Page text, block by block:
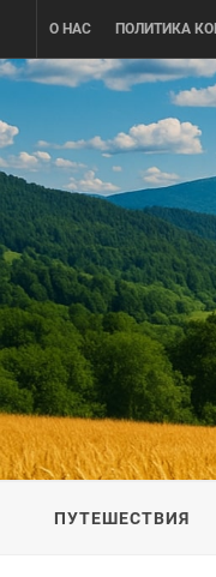
content
О НАС ПОЛИТИКА
ПУТЕШЕСТВИЕ
ПУТЕШЕСТВИЯ